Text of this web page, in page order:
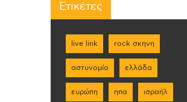
Ετικέτες
live link rock σκηνη
αστυνομία ελλάδα
ευρώπη ηπα ισραήλ